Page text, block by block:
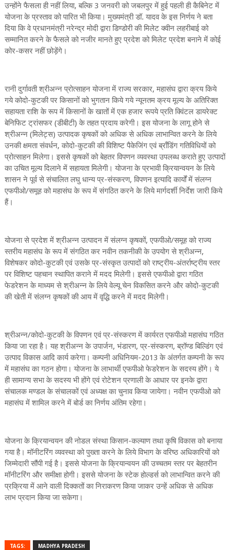
उन्होंने फैसला ही नहीं लिया, बल्कि 3 जनवरी को जबलपुर में हुई पहली ही कैबिनेट में
योजना के प्रस्ताव को पारित भी किया। मुख्यमंत्री डॉ. यादव के इस निर्णय ने बता
दिया कि वे प्रधानमंत्री नरेन्द्र मोदी द्वारा डिण्डोरी की मिलेट क्वीन लहरीबाई को
सम्मानित करने के फैसले को नजीर मानते हुए प्रदेश को मिलेट प्रदेश बनाने में कोई
कोर-कसर नहीं छोड़ेंगे।
रानी दुर्गावती श्रीअन्न प्रोत्साहन योजना में राज्य सरकार, महासंघ द्वारा क्रय किये
गये कोदो-कुटकी पर किसानों को भुगतान किये गये न्यूनतम क्रय मूल्य के अतिरिक्त
सहायता राशि के रूप में किसानों के खातों में एक हजार रूपये प्रति क्विंटल डायरेक्ट
बेनिफिट ट्रांसफर (डीबीटी) के तहत प्रदाय करेगी। इस योजना के लागू होने से
श्रीअन्न (मिलेट्स) उत्पादक कृषकों को अधिक से अधिक लाभान्वित करने के लिये
उनकी क्षमता संवर्धन, कोदो-कुटकी की विशिष्ट पैकेजिंग एवं ब्राँडिंग गतिविधियों को
प्रोत्साहन मिलेगा। इससे कृषकों को बेहतर विपणन व्यवस्था उपलब्ध कराते हुए उत्पादों
का उचित मूल्य दिलाने में सहायता मिलेगी। योजना के प्रभावी क्रियान्वयन के लिये
शासन ने पूर्व से संचालित लघु धान्य प्र-संस्करण, विपणन इत्यादि कार्यों में संलग्न
एफपीओ/समूह को महासंघ के रूप में संगठित करने के लिये मार्गदर्शी निर्देश जारी किये
हैं।
योजना से प्रदेश में श्रीअन्न उत्पादन में संलग्न कृषकों, एफपीओ/समूह को राज्य
स्तरीय महासंघ के रूप में संगठित कर नवीन तकनीकी के उपयोग से श्रीअन्न,
विशेषकर कोदो-कुटकी एवं उसके प्र-संस्कृत उत्पादों को राष्ट्रीय-अंतर्राष्ट्रीय स्तर
पर विशिष्ट पहचान स्थापित कराने में मदद मिलेगी। इससे एफपीओ द्वारा गठित
फेडरेशन के माध्यम से श्रीअन्न के लिये वेल्यू चेन विकसित करने और कोदो-कुटकी
की खेती में संलग्न कृषकों की आय में वृद्धि करने में मदद मिलेगी।
श्रीअन्न/कोदो-कुटकी के विपणन एवं प्र-संस्करण में कार्यरत एफपीओ महासंघ गठित
किया जा रहा है। यह श्रीअन्न के उपार्जन, भंडारण, प्र-संस्करण, ब्रॉण्ड बिल्डिंग एवं
उत्पाद विकास आदि कार्य करेगा। कम्पनी अधिनियम-2013 के अंतर्गत कम्पनी के रूप
में महासंघ का गठन होगा। योजना के लाभार्थी एफपीओ फेडरेशन के सदस्य होंगे। ये
ही सामान्य सभा के सदस्य भी होंगे एवं रोटेशन प्रणाली के आधार पर इनके द्वारा
संचालक मण्डल के संचालकों एवं अध्यक्ष का चुनाव किया जायेगा। नवीन एफपीओ को
महासंघ में शामिल करने में बोर्ड का निर्णय अंतिम रहेगा।
योजना के क्रियान्वयन की नोडल संस्था किसान-कल्याण तथा कृषि विकास को बनाया
गया है। मॉनीटरिंग व्यवस्था को पुख्ता करने के लिये विभाग के वरिष्‍ठ अधिकारियों को
जिम्मेदारी सौंपी गई है। इससे योजना के क्रियान्वयन की उच्चतम स्तर पर बेहतरीन
मॉनीटरिंग और समीक्षा होगी। इससे योजना के स्टेक होल्डर्स को लाभान्वित करने की
प्रक्रिया में आने वाली दिक्कतों का निराकरण किया जाकर उन्हें अधिक से अधिक
लाभ प्रदान किया जा सकेगा।
TAGS: MADHYA PRADESH